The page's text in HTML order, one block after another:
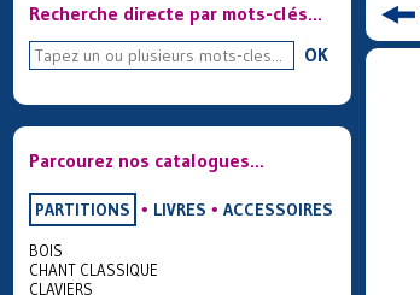
Recherche directe par mots-clés...
OK
Parcourez nos catalogues...
PARTITIONS • LIVRES • ACCESSOIRES
BOIS
CHANT CLASSIQUE
CLAVIERS